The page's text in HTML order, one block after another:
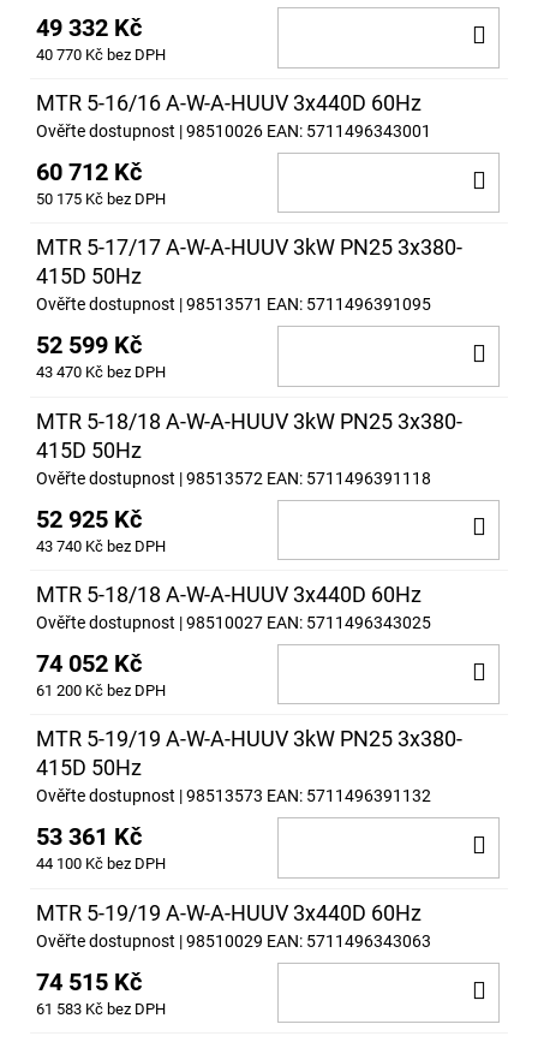
49 332 Kč
40 770 Kč bez DPH
MTR 5-16/16 A-W-A-HUUV 3x440D 60Hz
Ověřte dostupnost | 98510026 EAN: 5711496343001
60 712 Kč
50 175 Kč bez DPH
MTR 5-17/17 A-W-A-HUUV 3kW PN25 3x380-
415D 50Hz
Ověřte dostupnost | 98513571 EAN: 5711496391095
52 599 Kč
43 470 Kč bez DPH
MTR 5-18/18 A-W-A-HUUV 3kW PN25 3x380-
415D 50Hz
Ověřte dostupnost | 98513572 EAN: 5711496391118
52 925 Kč
43 740 Kč bez DPH
MTR 5-18/18 A-W-A-HUUV 3x440D 60Hz
Ověřte dostupnost | 98510027 EAN: 5711496343025
74 052 Kč
61 200 Kč bez DPH
MTR 5-19/19 A-W-A-HUUV 3kW PN25 3x380-
415D 50Hz
Ověřte dostupnost | 98513573 EAN: 5711496391132
53 361 Kč
44 100 Kč bez DPH
MTR 5-19/19 A-W-A-HUUV 3x440D 60Hz
Ověřte dostupnost | 98510029 EAN: 5711496343063
74 515 Kč
61 583 Kč bez DPH